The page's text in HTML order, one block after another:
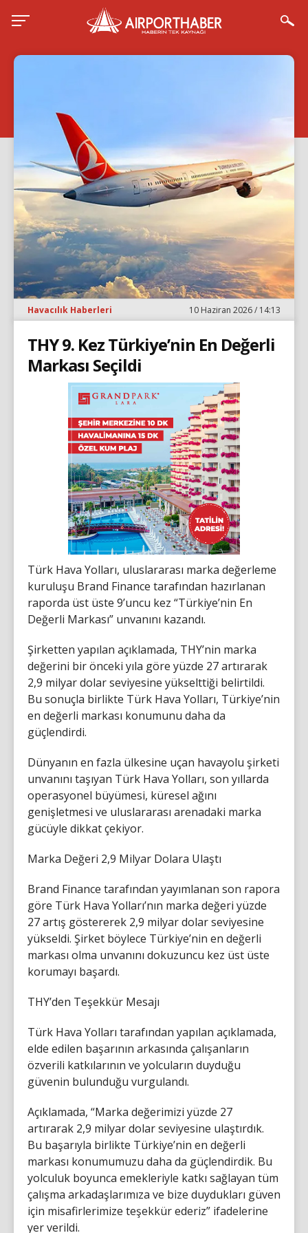
Havacılık Haberleri 10 Haziran 2026 / 14:13
THY 9. Kez Türkiye’nin En Değerli
Markası Seçildi
Türk Hava Yolları, uluslararası marka değerleme
kuruluşu Brand Finance tarafından hazırlanan
raporda üst üste 9’uncu kez “Türkiye’nin En
Değerli Markası” unvanını kazandı.
Şirketten yapılan açıklamada, THY’nin marka
değerini bir önceki yıla göre yüzde 27 artırarak
2,9 milyar dolar seviyesine yükselttiği belirtildi.
Bu sonuçla birlikte Türk Hava Yolları, Türkiye’nin
en değerli markası konumunu daha da
güçlendirdi.
Dünyanın en fazla ülkesine uçan havayolu şirketi
unvanını taşıyan Türk Hava Yolları, son yıllarda
operasyonel büyümesi, küresel ağını
genişletmesi ve uluslararası arenadaki marka
gücüyle dikkat çekiyor.
Marka Değeri 2,9 Milyar Dolara Ulaştı
Brand Finance tarafından yayımlanan son rapora
göre Türk Hava Yolları’nın marka değeri yüzde
27 artış göstererek 2,9 milyar dolar seviyesine
yükseldi. Şirket böylece Türkiye’nin en değerli
markası olma unvanını dokuzuncu kez üst üste
korumayı başardı.
THY’den Teşekkür Mesajı
Türk Hava Yolları tarafından yapılan açıklamada,
elde edilen başarının arkasında çalışanların
özverili katkılarının ve yolcuların duyduğu
güvenin bulunduğu vurgulandı.
Açıklamada, “Marka değerimizi yüzde 27
artırarak 2,9 milyar dolar seviyesine ulaştırdık.
Bu başarıyla birlikte Türkiye’nin en değerli
markası konumumuzu daha da güçlendirdik. Bu
yolculuk boyunca emekleriyle katkı sağlayan tüm
çalışma arkadaşlarımıza ve bize duydukları güven
için misafirlerimize teşekkür ederiz” ifadelerine
yer verildi.